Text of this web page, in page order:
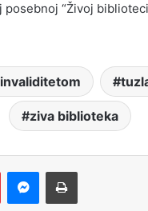
“Živoj
ziva biblioteka